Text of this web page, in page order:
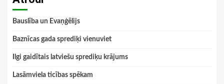
Bauslība un Evaņģēlijs
Baznīcas gada sprediķi vienuviet
Ilgi gaidītais latviešu sprediķu krājums
Lasāmviela ticības spēkam